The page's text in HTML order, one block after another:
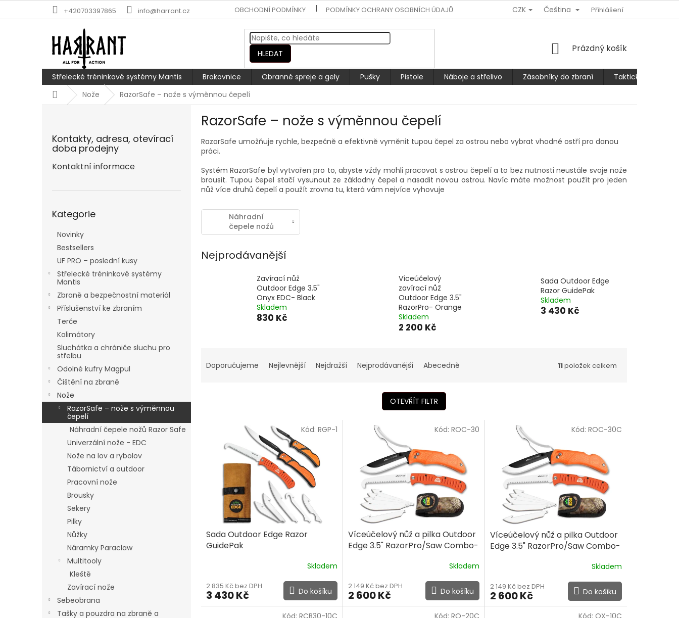
+420703397865 info@harrant.cz OBCHODNÍ PODMÍNKY PODMÍNKY OCHRANY OSOBNÍCH ÚDAJŮ REKLAMACE NEBO VRÁCENÍ/VÝMĚNA ZBOŽÍ
CZK Čeština Přihlášení
HLEDAT
NÁKUPNÍ
Prázdný košík
Střelecké tréninkové systémy Mantis Brokovnice Obranné spreje a gely Pušky Pistole Náboje a střelivo Zásobníky do zbraní
Taktické kalhoty
DomůNože RazorSafe – nože s výměnnou čepelí
Kontakty, adresa, otevírací
doba prodejny
Kontaktní informace
kategorie
Kategorie
Novinky
Bestsellers
UF PRO – poslední kusy
Střelecké tréninkové systémy
Mantis
Zbraně a bezpečnostní materiál
Příslušenství ke zbraním
Terče
Kolimátory
Sluchátka a chrániče sluchu pro
střelbu
Odolné kufry Magpul
Čištění na zbraně
Nože
RazorSafe – nože s výměnnou
čepelí
Náhradní čepele nožů Razor Safe
Univerzální nože - EDC
Nože na lov a rybolov
Tábornictví a outdoor
Pracovní nože
Brousky
Sekery
Pilky
Nůžky
Náramky Paraclaw
Multitooly
Kleště
Zavírací nože
Sebeobrana
Tašky a pouzdra na zbraně a
RazorSafe – nože s výměnnou čepelí
RazorSafe umožňuje rychle, bezpečně a efektivně vyměnit tupou čepel za ostrou nebo vybrat vhodné ostří pro danou
práci.
Systém RazorSafe byl vytvořen pro to, abyste vždy mohli pracovat s ostrou čepelí a to bez nutnosti neustále svoje nože
brousit. Tupou čepel stačí vysunout ze základny čepel a nasadit novou ostrou. Navíc máte možnost použít pro jeden
nůž více druhů čepelí a použít zrovna tu, která vám nejvíce vyhovuje
Náhradní
čepele nožů
Razor Safe
Nejprodávanější
Zavírací nůž
Outdoor Edge 3.5"
Onyx EDC- Black
Skladem
830 Kč
Víceúčelový
zavírací nůž
Outdoor Edge 3.5"
RazorPro- Orange
Skladem
2 200 Kč
Sada Outdoor Edge
Razor GuidePak
Skladem
3 430 Kč
aDoporučujeme Nejlevnější Nejdražší Nejprodávanější Abecedně 11položek celkem
OTEVŘÍT FILTR
Sada Outdoor Edge Razor
GuidePak
Skladem
2 835 Kč bez DPH
3 430 Kč Do košíku
Kód: RGP-1
Víceúčelový nůž a pilka Outdoor
Edge 3.5" RazorPro/Saw Combo-
Skladem
2 149 Kč bez DPH
2 600 Kč Do košíku
Kód: ROC-30
Víceúčelový nůž a pilka Outdoor
Edge 3.5" RazorPro/Saw Combo-
Skladem
2 149 Kč bez DPH
2 600 Kč Do košíku
Kód: ROC-30C
Kód: RCB30-10C Kód: RO-20C Kód: OX-10C